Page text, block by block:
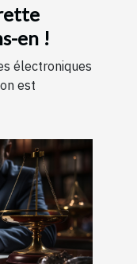
en !
électroniques
est